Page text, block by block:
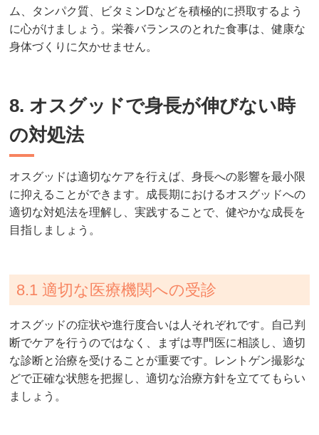
ム、タンパク質、ビタミンDなどを積極的に摂取するよう
に心がけましょう。栄養バランスのとれた食事は、健康な
身体づくりに欠かせません。
8. オスグッドで身長が伸びない時
の対処法
オスグッドは適切なケアを行えば、身長への影響を最小限
に抑えることができます。成長期におけるオスグッドへの
適切な対処法を理解し、実践することで、健やかな成長を
目指しましょう。
8.1 適切な医療機関への受診
オスグッドの症状や進行度合いは人それぞれです。自己判
断でケアを行うのではなく、まずは専門医に相談し、適切
な診断と治療を受けることが重要です。レントゲン撮影な
どで正確な状態を把握し、適切な治療方針を立ててもらい
ましょう。